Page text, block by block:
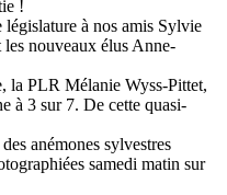
!
à nos amis Sylvie
nouveaux élus Anne-
la PLR Mélanie Wyss-Pittet,
à 3 sur 7. De cette quasi-
anémones sylvestres
samedi matin sur